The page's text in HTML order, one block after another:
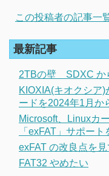
この投稿者の記事一
最新記事
2TBの壁 SDXC か
KIOXIA(キオクシア
ードを2024年1月か
Microsoft、Linuxカ
「exFAT」サポート
exFAT の改良点を
FAT32 やめたい